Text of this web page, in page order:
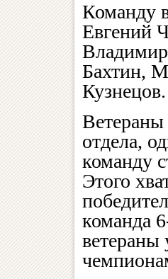
Команду
Евгений
Бахтин,
Кузнецов.
отдела,
команду
Этого
команда
ветераны